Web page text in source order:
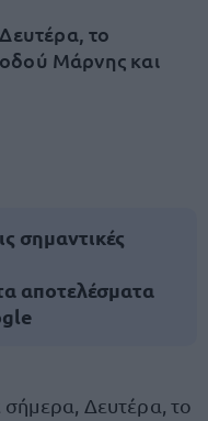
το
Μάρνης και
σημαντικές
αποτελέσματα
Δευτέρα, το